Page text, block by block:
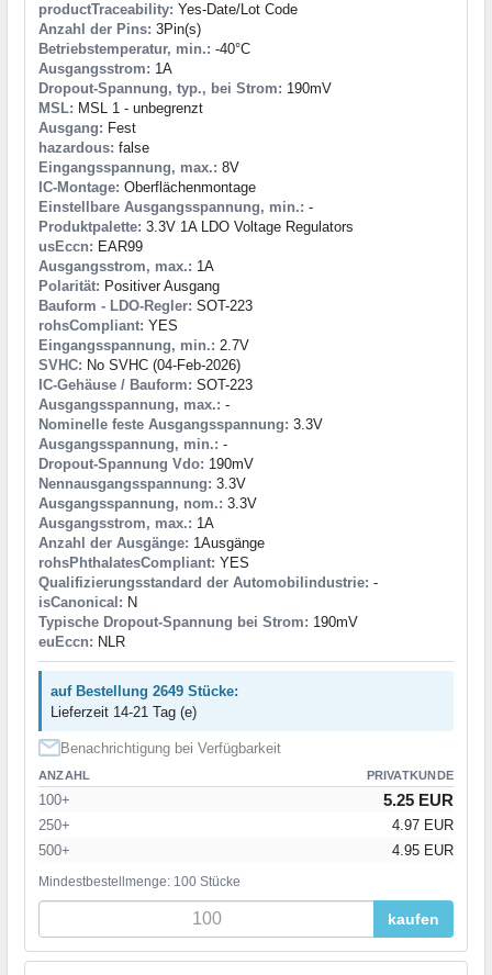
productTraceability: Yes-Date/Lot Code
Anzahl der Pins: 3Pin(s)
Betriebstemperatur, min.: -40°C
Ausgangsstrom: 1A
Dropout-Spannung, typ., bei Strom: 190mV
MSL: MSL 1 - unbegrenzt
Ausgang: Fest
hazardous: false
Eingangsspannung, max.: 8V
IC-Montage: Oberflächenmontage
Einstellbare Ausgangsspannung, min.: -
Produktpalette: 3.3V 1A LDO Voltage Regulators
usEccn: EAR99
Ausgangsstrom, max.: 1A
Polarität: Positiver Ausgang
Bauform - LDO-Regler: SOT-223
rohsCompliant: YES
Eingangsspannung, min.: 2.7V
SVHC: No SVHC (04-Feb-2026)
IC-Gehäuse / Bauform: SOT-223
Ausgangsspannung, max.: -
Nominelle feste Ausgangsspannung: 3.3V
Ausgangsspannung, min.: -
Dropout-Spannung Vdo: 190mV
Nennausgangsspannung: 3.3V
Ausgangsspannung, nom.: 3.3V
Ausgangsstrom, max.: 1A
Anzahl der Ausgänge: 1Ausgänge
rohsPhthalatesCompliant: YES
Qualifizierungsstandard der Automobilindustrie: -
isCanonical: N
Typische Dropout-Spannung bei Strom: 190mV
euEccn: NLR
auf Bestellung 2649 Stücke:
Lieferzeit 14-21 Tag (e)
Benachrichtigung bei Verfügbarkeit
ANZAHL PRIVATKUNDE
100+ 5.25 EUR
250+
4.97 EUR
500+
4.95 EUR
Mindestbestellmenge: 100 Stücke
kaufen